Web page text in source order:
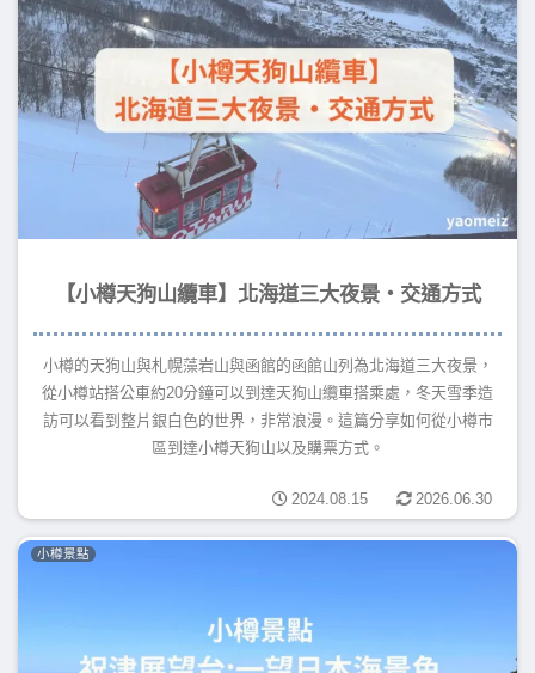
【小樽天狗山纜車】北海道三大夜景・交通方式
小樽的天狗山與札幌藻岩山與函館的函館山列為北海道三大夜景，
從小樽站搭公車約20分鐘可以到達天狗山纜車搭乘處，冬天雪季造
訪可以看到整片銀白色的世界，非常浪漫。這篇分享如何從小樽市
區到達小樽天狗山以及購票方式。
2024.08.15 2026.06.30
小樽景點